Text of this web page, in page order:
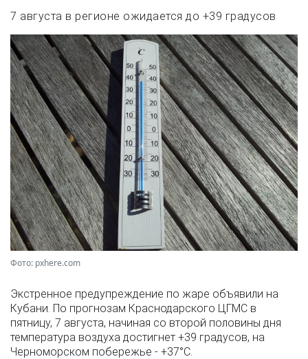
7 августа в регионе ожидается до +39 градусов
Фото: pxhere.com
Экстренное предупреждение по жаре объявили на
Кубани. По прогнозам Краснодарского ЦГМС в
пятницу, 7 августа, начиная со второй половины дня
температура воздуха достигнет +39 градусов, на
Черноморском побережье - +37°­С.